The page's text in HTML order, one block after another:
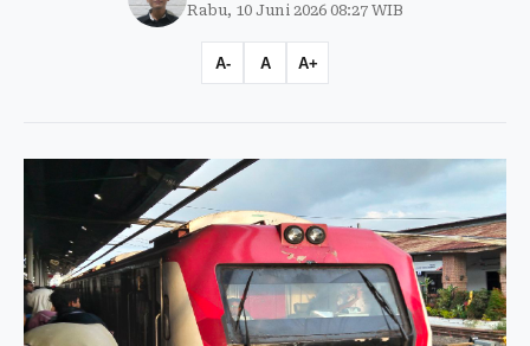
Rabu, 10 Juni 2026 08:27 WIB
A- A A+